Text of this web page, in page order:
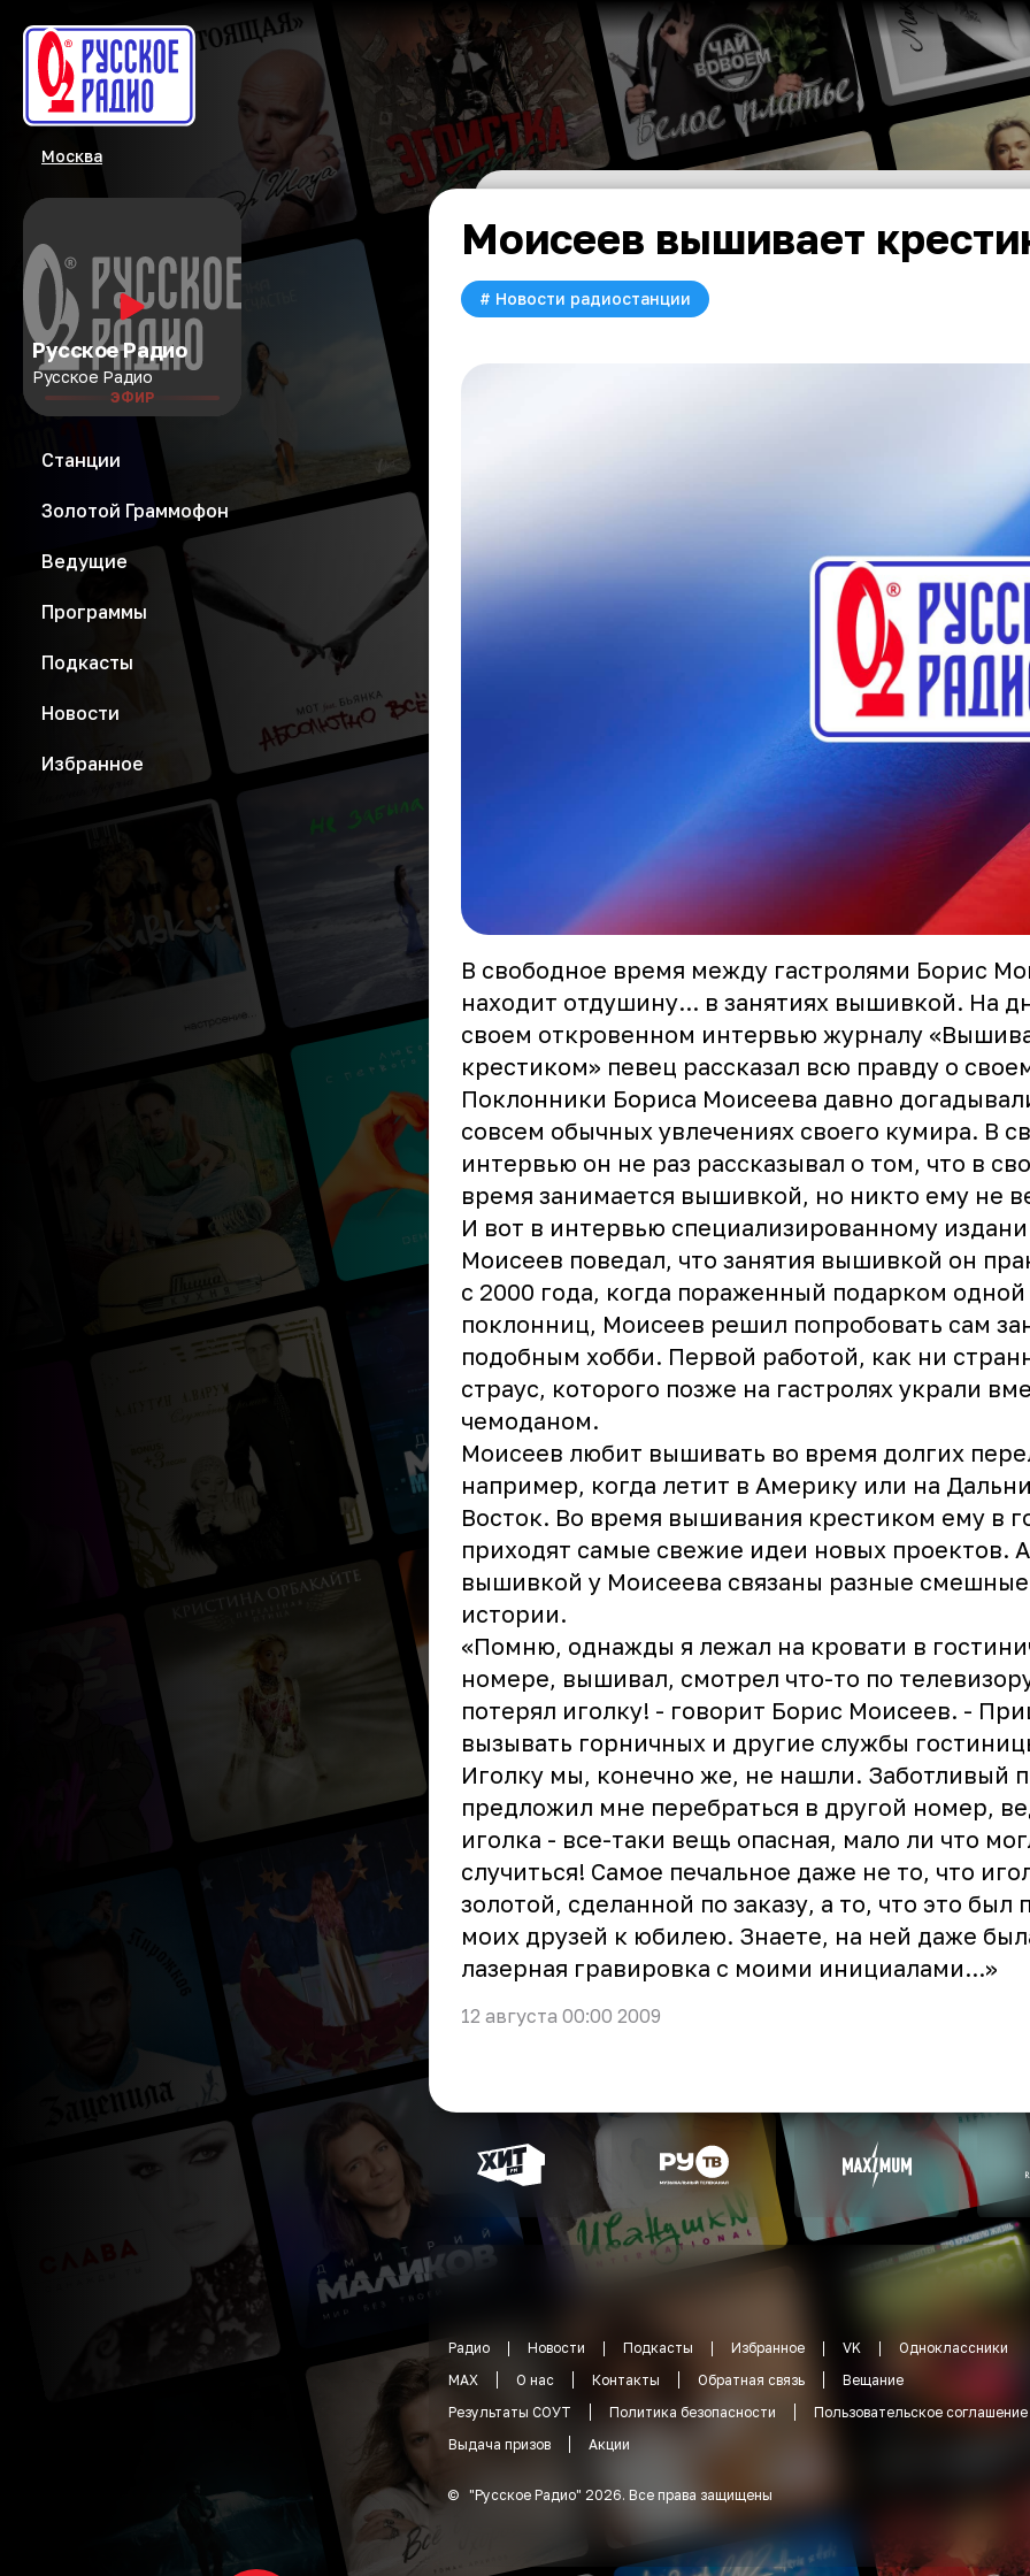
Москва
Русское Радио
Русское Радио
ЭФИР
Станции
Золотой Граммофон
Ведущие
Программы
Подкасты
Новости
Избранное
Моисеев вышивает
# Новости радиостанции
В свободное время между гастролями Борис
находит отдушину... в занятиях вышивкой. На
своем откровенном интервью журналу
крестиком» певец рассказал всю правду о
Поклонники Бориса Моисеева давно
совсем обычных увлечениях своего кумира. В
интервью он не раз рассказывал о том, что в
время занимается вышивкой, но никто ему не
И вот в интервью специализированному
Моисеев поведал, что занятия вышивкой он
с 2000 года, когда пораженный подарком одной
поклонниц, Моисеев решил попробовать сам
подобным хобби. Первой работой, как ни
страус, которого позже на гастролях украли
чемоданом.
Моисеев любит вышивать во время долгих
например, когда летит в Америку или на
Восток. Во время вышивания крестиком ему в
приходят самые свежие идеи новых проектов.
вышивкой у Моисеева связаны разные смешные
истории.
«Помню, однажды я лежал на кровати в
номере, вышивал, смотрел что-то по
потерял иголку! - говорит Борис Моисеев. -
вызывать горничных и другие службы
Иголку мы, конечно же, не нашли. Заботливый
предложил мне перебраться в другой номер,
иголка - все-таки вещь опасная, мало ли что
случиться! Самое печальное даже не то, что
золотой, сделанной по заказу, а то, что это был
моих друзей к юбилею. Знаете, на ней даже
лазерная гравировка с моими инициалами...»
12 августа 00:00 2009
Радио Новости Подкасты Избранное VK
Одноклассники
MAX
О нас Контакты Обратная связь
Вещание
Результаты СОУТ
Политика безопасности
Пользовательское соглашение
Выдача призов
Акции
© "Русское Радио" 2026. Все права защищены